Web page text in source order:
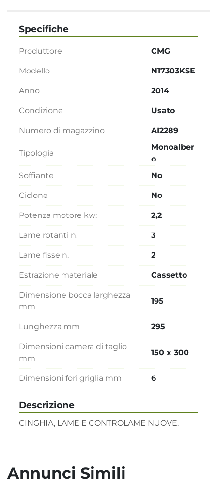
Descrizione
CINGHIA, LAME E CONTROLAME NUOVE.
Specifiche
Produttore CMG
Modello N17303KSE
Anno 2014
Condizione Usato
Numero di magazzino AI2289
Tipologia
Monoalber
o
Soffiante
No
Ciclone No
Potenza motore kw: 2,2
Lame rotanti n. 3
Lame fisse n. 2
Estrazione materiale Cassetto
Dimensione bocca larghezza
mm
195
Lunghezza mm 295
Dimensioni camera di taglio
mm
150 x 300
Dimensioni fori griglia mm 6
Annunci Simili